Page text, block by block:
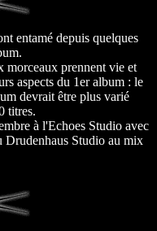
entamé depuis quelques
morceaux prennent vie et
aspects du 1er album : le
devrait être plus varié
titres.
à l'Echoes Studio avec
Drudenhaus Studio au mix